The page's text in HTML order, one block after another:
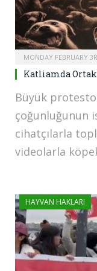
MONDAY FEBRUARY
Katliamda
Büyük
çoğunluğunun
cihatçılarla
videolarla
HAYVAN HAKLARI